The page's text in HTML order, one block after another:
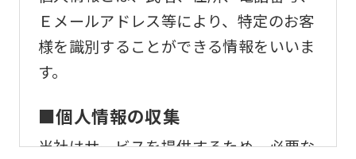
Ｅメールアドレス等により、特定のお客
様を識別することができる情報をいいま
す。
■個人情報の収集
当社はサービスを提供するため、必要な